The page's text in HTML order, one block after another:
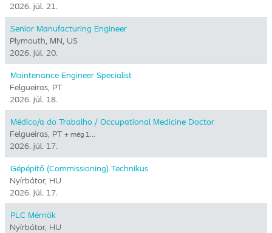
2026. júl. 21.
Senior Manufacturing Engineer
Plymouth, MN, US
2026. júl. 20.
Maintenance Engineer Specialist
Felgueiras, PT
2026. júl. 18.
Médico/a do Trabalho / Occupational Medicine Doctor
Felgueiras, PT + még 1…
2026. júl. 17.
Gépépítő (Commissioning) Technikus
Nyírbátor, HU
2026. júl. 17.
PLC Mérnök
Nyírbátor, HU